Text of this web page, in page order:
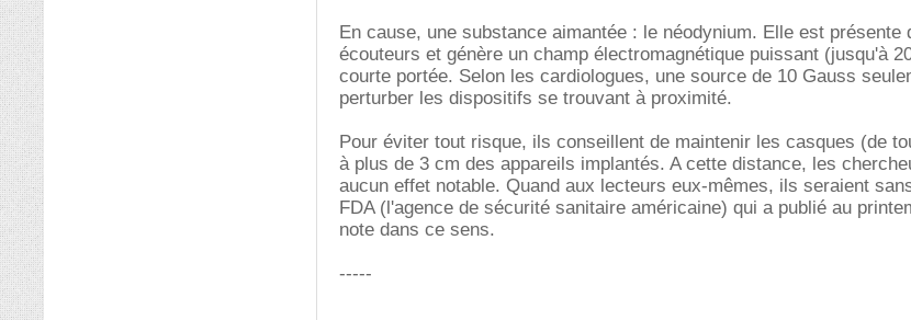
En cause, une substance aimantée : le néodynium. Elle est présente
écouteurs et génère un champ électromagnétique puissant (jusqu'à
courte portée. Selon les cardiologues, une source de 10 Gauss
perturber les dispositifs se trouvant à proximité.
Pour éviter tout risque, ils conseillent de maintenir les casques (de
à plus de 3 cm des appareils implantés. A cette distance, les
aucun effet notable. Quand aux lecteurs eux-mêmes, ils seraient
FDA (l'agence de sécurité sanitaire américaine) qui a publié au
note dans ce sens.
-----